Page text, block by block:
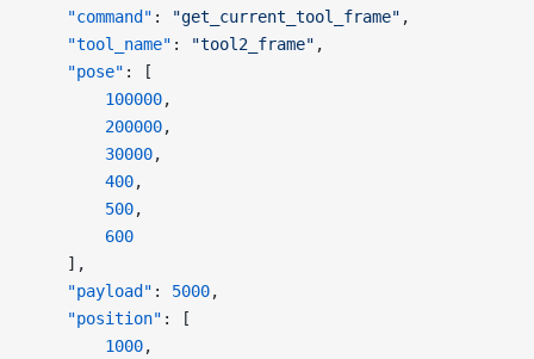
    "command"
: "get_current_tool_frame" ,
    "tool_name"
: "tool2_frame" ,
    "pose"
: [
        100000
,
        200000
,
        30000
,
        400
,
        500
,
        600
    ],
    "payload"
: 5000,
    "position"
: [
        1000
,